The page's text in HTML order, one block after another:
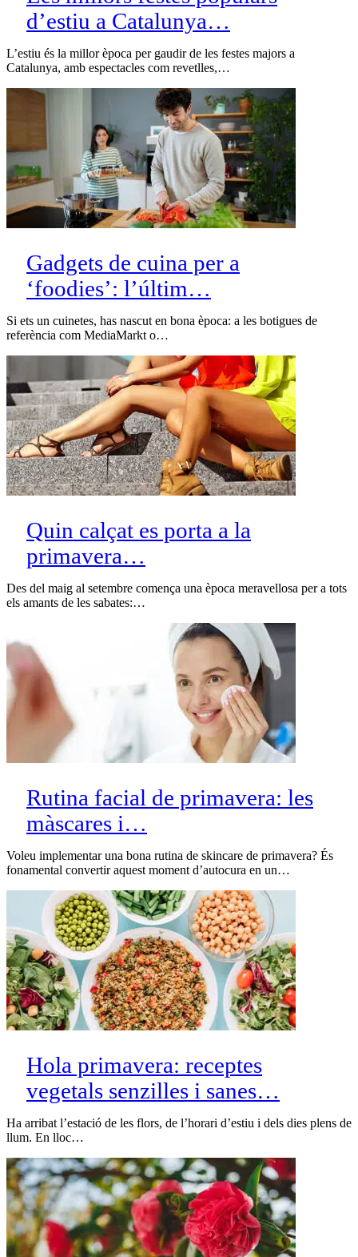
d’estiu a Catalunya…
L’estiu és la millor època per gaudir de les festes majors a
Catalunya, amb espectacles com revetlles,…
Gadgets de cuina per a
‘foodies’: l’últim…
Si ets un cuinetes, has nascut en bona època: a les botigues de
referència com MediaMarkt o…
Quin calçat es porta a la
primavera…
Des del maig al setembre comença una època meravellosa per a tots
els amants de les sabates:…
Rutina facial de primavera: les
màscares i…
Voleu implementar una bona rutina de skincare de primavera? És
fonamental convertir aquest moment d’autocura en un…
Hola primavera: receptes
vegetals senzilles i sanes…
Ha arribat l’estació de les flors, de l’horari d’estiu i dels dies plens de
llum. En lloc…